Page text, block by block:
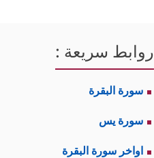
روابط سريعة :
سورة البقرة
سورة يس
اواخر سورة البقرة